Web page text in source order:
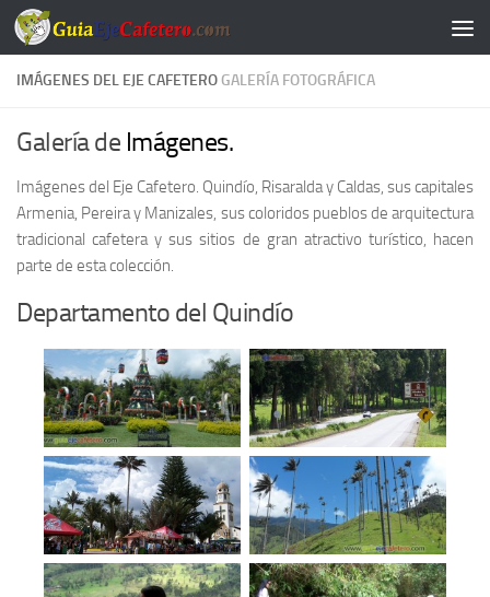
Saltar al contenido
IMÁGENES DEL EJE CAFETERO GALERÍA FOTOGRÁFICA
Galería de Imágenes.
Imágenes del Eje Cafetero. Quindío, Risaralda y Caldas, sus capitales
Armenia, Pereira y Manizales, sus coloridos pueblos de arquitectura
tradicional cafetera y sus sitios de gran atractivo turístico, hacen
parte de esta colección.
Departamento del Quindío